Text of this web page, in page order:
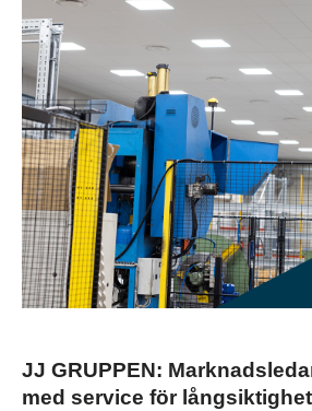
JJ GRUPPEN:
med service för